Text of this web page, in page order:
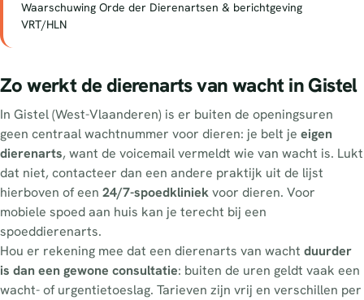
Waarschuwing Orde der Dierenartsen & berichtgeving
VRT/HLN
Zo werkt de dierenarts van wacht in Gistel
In Gistel (West-Vlaanderen) is er buiten de openingsuren
geen centraal wachtnummer voor dieren: je belt je eigen
dierenarts, want de voicemail vermeldt wie van wacht is. Lukt
dat niet, contacteer dan een andere praktijk uit de lijst
hierboven of een 24/7-spoedkliniekvoor dieren. Voor
mobiele spoed aan huis kan je terecht bij een
spoeddierenarts.
Hou er rekening mee dat een dierenarts van wacht duurder
is dan een gewone consultatie: buiten de uren geldt vaak een
wacht- of urgentietoeslag. Tarieven zijn vrij en verschillen per